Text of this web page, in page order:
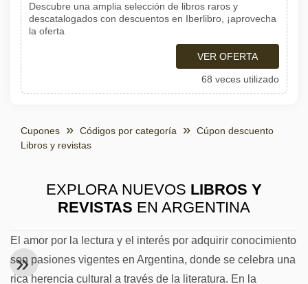
Descubre una amplia selección de libros raros y
descatalogados con descuentos en Iberlibro, ¡aprovecha
la oferta
VER OFERTA
68 veces utilizado
Cupones Códigos por categoría
Cúpon descuento
Libros y revistas
EXPLORA NUEVOS LIBROS Y
REVISTAS EN ARGENTINA
El amor por la lectura y el interés por adquirir conocimiento
son pasiones vigentes en Argentina, donde se celebra una
rica herencia cultural a través de la literatura. En la